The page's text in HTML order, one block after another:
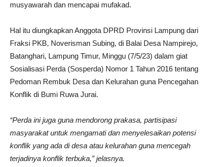
musyawarah dan mencapai mufakad.
Hal itu diungkapkan Anggota DPRD Provinsi Lampung dari
Fraksi PKB, Noverisman Subing, di Balai Desa Nampirejo,
Batanghari, Lampung Timur, Minggu (7/5/23) dalam giat
Sosialisasi Perda (Sosperda) Nomor 1 Tahun 2016 tentang
Pedoman Rembuk Desa dan Kelurahan guna Pencegahan
Konflik di Bumi Ruwa Jurai.
“Perda ini juga guna mendorong prakasa, partisipasi
masyarakat untuk mengamati dan menyelesaikan potensi
konflik yang ada di desa atau kelurahan guna mencegah
terjadinya konflik terbuka,” jelasnya.